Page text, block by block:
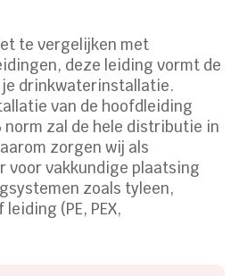
te vergelijken met
deze leiding vormt de
drinkwaterinstallatie.
van de hoofdleiding
norm zal de hele distributie in
zorgen wij als
voor vakkundige plaatsing
zoals tyleen,
(PE, PEX,